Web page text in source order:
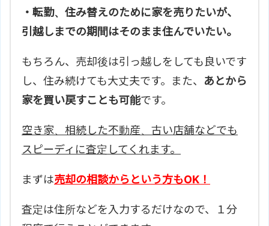
・転勤、住み替えのために家を売りたいが、
引越しまでの期間はそのまま住んでいたい。
もちろん、売却後は引っ越しをしても良いです
し、住み続けても大丈夫です。また、 あとから
家を買い戻すことも可能です。
空き家、相続した不動産、古い店舗などでも
スピーディに査定してくれます。
まずは売却の相談からという方もOK！
査定は住所などを入力するだけなので、１分